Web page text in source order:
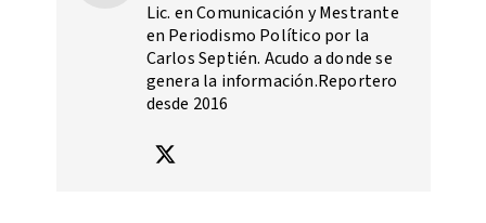
Lic. en Comunicación y Mestrante
en Periodismo Político por la
Carlos Septién. Acudo a donde se
genera la información.Reportero
desde 2016